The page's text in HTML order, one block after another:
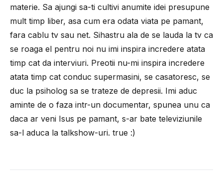
materie. Sa ajungi sa-ti cultivi anumite idei presupune
mult timp liber, asa cum era odata viata pe pamant,
fara cablu tv sau net. Sihastru ala de se lauda la tv ca
se roaga el pentru noi nu imi inspira incredere atata
timp cat da interviuri. Preotii nu-mi inspira incredere
atata timp cat conduc supermasini, se casatoresc, se
duc la psiholog sa se trateze de depresii. Imi aduc
aminte de o faza intr-un documentar, spunea unu ca
daca ar veni Isus pe pamant, s-ar bate televiziunile
sa-l aduca la talkshow-uri. true :)